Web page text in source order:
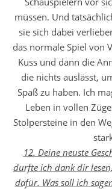
müssen. Und
sie sich dabei
das normale Spiel von
Kuss und dann die
die nichts auslässt,
Spaß zu haben. Ich
Leben in vollen
Stolpersteine in den
12. Deine neuste
durfte ich dank dir
dafür. Was soll ich